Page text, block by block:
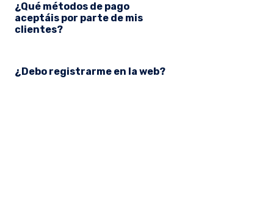
¿Qué métodos de pago
aceptáis por parte de mis
clientes?
¿Debo registrarme en la web?